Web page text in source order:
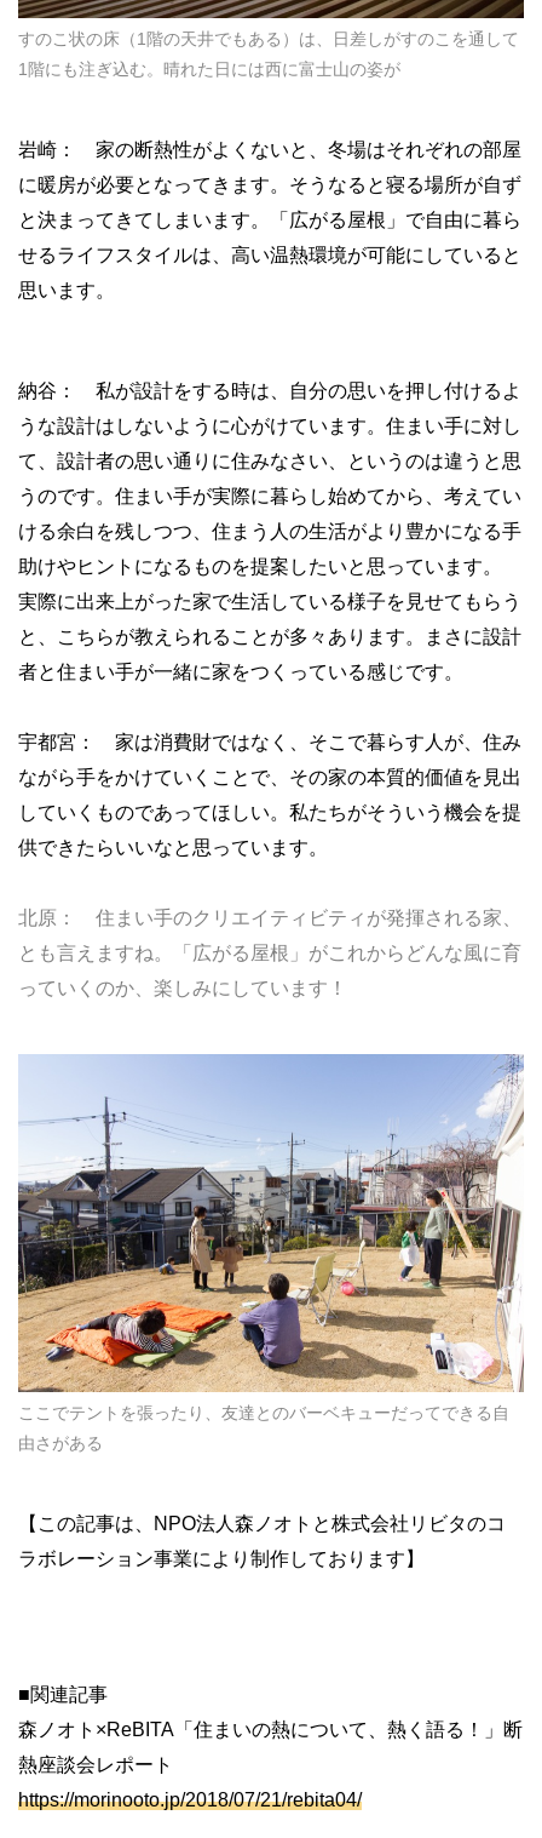
すのこ状の床（1階の天井でもある）は、日差しがすのこを通して
1階にも注ぎ込む。晴れた日には西に富士山の姿が
岩崎： 家の断熱性がよくないと、冬場はそれぞれの部屋
に暖房が必要となってきます。そうなると寝る場所が自ず
と決まってきてしまいます。「広がる屋根」で自由に暮ら
せるライフスタイルは、高い温熱環境が可能にしていると
思います。
納谷： 私が設計をする時は、自分の思いを押し付けるよ
うな設計はしないように心がけています。住まい手に対し
て、設計者の思い通りに住みなさい、というのは違うと思
うのです。住まい手が実際に暮らし始めてから、考えてい
ける余白を残しつつ、住まう人の生活がより豊かになる手
助けやヒントになるものを提案したいと思っています。
実際に出来上がった家で生活している様子を見せてもらう
と、こちらが教えられることが多々あります。まさに設計
者と住まい手が一緒に家をつくっている感じです。
宇都宮： 家は消費財ではなく、そこで暮らす人が、住み
ながら手をかけていくことで、その家の本質的価値を見出
していくものであってほしい。私たちがそういう機会を提
供できたらいいなと思っています。
北原： 住まい手のクリエイティビティが発揮される家、
とも言えますね。「広がる屋根」がこれからどんな風に育
っていくのか、楽しみにしています！
ここでテントを張ったり、友達とのバーベキューだってできる自
由さがある
【この記事は、NPO法人森ノオトと株式会社リビタのコ
ラボレーション事業により制作しております】
■関連記事
森ノオト×ReBITA「住まいの熱について、熱く語る！」断
熱座談会レポート
https://morinooto.jp/2018/07/21/rebita04/